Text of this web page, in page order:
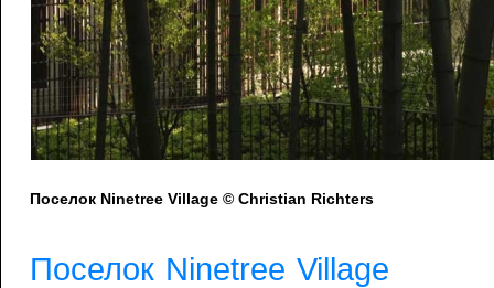
Поселок Ninetree Village © Christian Richters
Поселок Ninetree Village